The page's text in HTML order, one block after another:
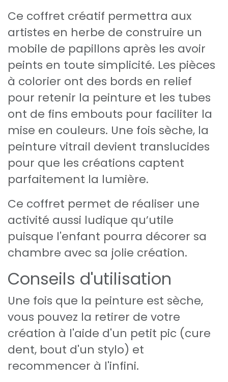
Ce coffret créatif permettra aux
artistes en herbe de construire un
mobile de papillons après les avoir
peints en toute simplicité. Les pièces
à colorier ont des bords en relief
pour retenir la peinture et les tubes
ont de fins embouts pour faciliter la
mise en couleurs. Une fois sèche, la
peinture vitrail devient translucides
pour que les créations captent
parfaitement la lumière.
Ce coffret permet de réaliser une
activité aussi ludique qu’utile
puisque l'enfant pourra décorer sa
chambre avec sa jolie création.
Conseils d'utilisation
Une fois que la peinture est sèche,
vous pouvez la retirer de votre
création à l'aide d'un petit pic (cure
dent, bout d'un stylo) et
recommencer à l'infini.